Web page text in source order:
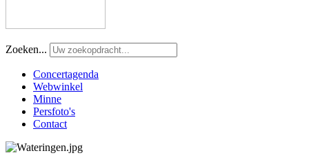
Zoeken...
Concertagenda
Webwinkel
Minne
Persfoto's
Contact